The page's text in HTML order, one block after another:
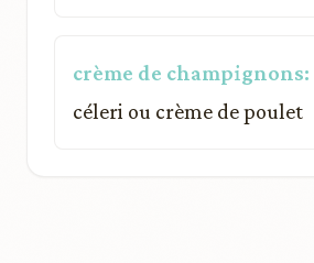
crème de champignons:
céleri ou crème de poulet